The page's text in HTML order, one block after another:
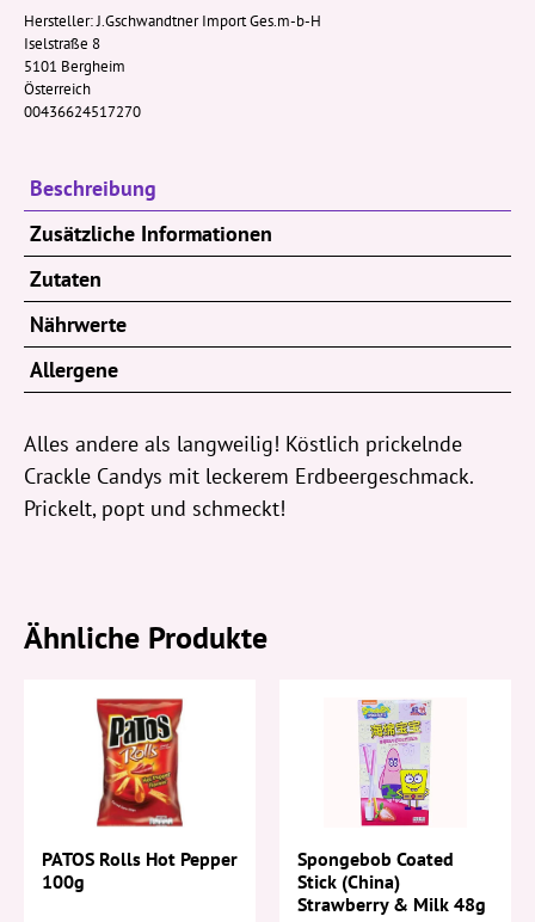
Erdbeer
Hersteller:J.Gschwandtner Import Ges.m-b-H
Iselstraße 8
5101 Bergheim
Österreich
00436624517270
Beschreibung
Zusätzliche Informationen
Zutaten
Nährwerte
Allergene
Alles andere als langweilig! Köstlich prickelnde
Crackle Candys mit leckerem Erdbeergeschmack.
Prickelt, popt und schmeckt!
Ähnliche Produkte
PATOS Rolls Hot Pepper
100g
Spongebob Coated
Stick (China)
Strawberry & Milk 48g